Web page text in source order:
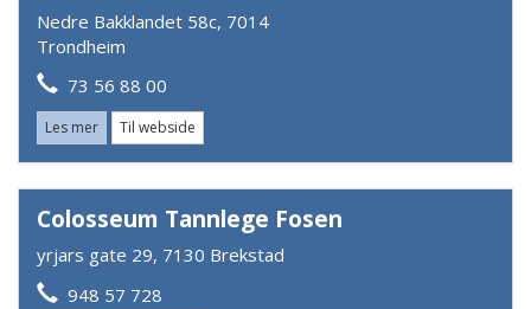
Nedre Bakklandet 58c, 7014
Trondheim
73 56 88 00
Les mer Til webside
Colosseum Tannlege Fosen
yrjars gate 29, 7130 Brekstad
948 57 728